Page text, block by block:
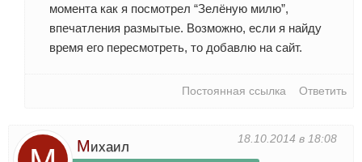
момента как я посмотрел “Зелёную милю”,
впечатления размытые. Возможно, если я найду
время его пересмотреть, то добавлю на сайт.
Постоянная ссылка Ответить
18.10.2014 в 18:08
Михаил